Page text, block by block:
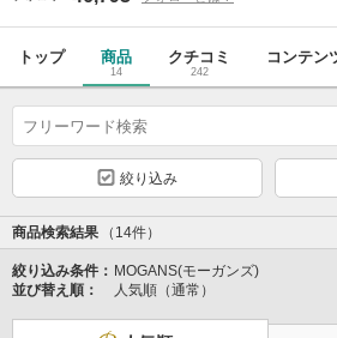
トップ 商品
14
クチコミ
242
コンテン
絞り込み
商品検索結果 （14件）
絞り込み条件： MOGANS(モーガンズ)
並び替え順：
人気順（通常）